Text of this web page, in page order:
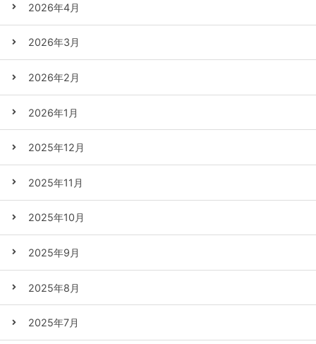
2026年4月
2026年3月
2026年2月
2026年1月
2025年12月
2025年11月
2025年10月
2025年9月
2025年8月
2025年7月